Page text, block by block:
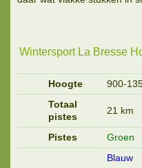
Wintersport La Bresse
Hoogte
900-
Totaal
pistes
21 km
Pistes Groen
Blauw